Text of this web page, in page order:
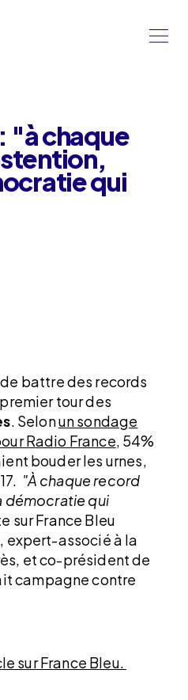
"à chaque
qui
battre des records
tour des
. Selonun sondage
Radio France, 54%
bouder les urnes,
"À chaque record
démocratie qui
sur France Bleu
expert-associé à la
et co-président de
campagne contre
sur France Bleu.